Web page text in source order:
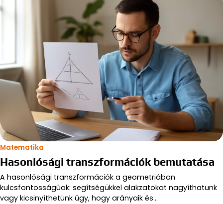
Matematika
Hasonlósági transzformációk bemutatása
A hasonlósági transzformációk a geometriában
kulcsfontosságúak: segítségükkel alakzatokat nagyíthatunk
vagy kicsinyíthetünk úgy, hogy arányaik és…